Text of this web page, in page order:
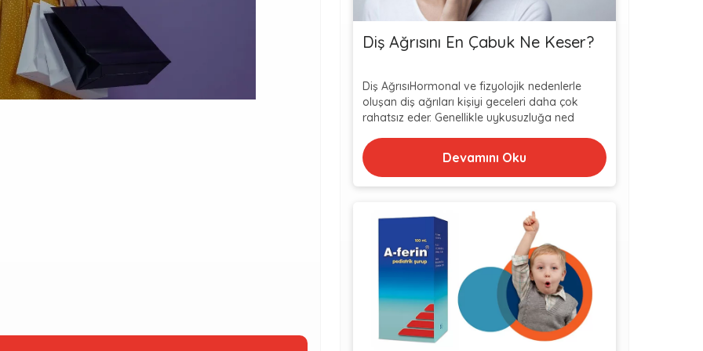
Diş Ağrısını En Çabuk Ne Keser?
Diş AğrısıHormonal ve fizyolojik nedenlerle
oluşan diş ağrıları kişiyi geceleri daha çok
rahatsız eder. Genellikle uykusuzluğa ned
Devamını Oku